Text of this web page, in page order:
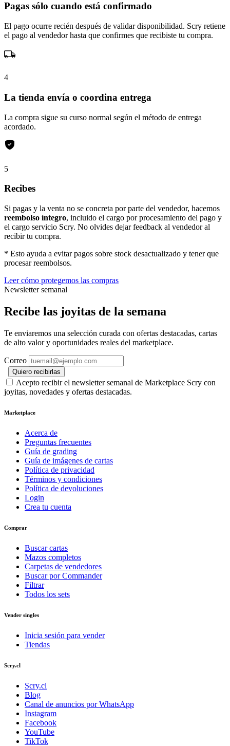
Pagas sólo cuando está confirmado
El pago ocurre recién después de validar disponibilidad. Scry retiene
el pago al vendedor hasta que confirmes que recibiste tu compra.
4
La tienda envía o coordina entrega
La compra sigue su curso normal según el método de entrega
acordado.
5
Recibes
Si pagas y la venta no se concreta por parte del vendedor, hacemos
reembolso íntegro, incluido el cargo por procesamiento del pago y
el cargo servicio Scry. No olvides dejar feedback al vendedor al
recibir tu compra.
* Esto ayuda a evitar pagos sobre stock desactualizado y tener que
procesar reembolsos.
Leer cómo protegemos las compras
Newsletter semanal
Recibe las joyitas de la semana
Te enviaremos una selección curada con ofertas destacadas, cartas
de alto valor y oportunidades reales del marketplace.
Correo
Quiero recibirlas
Acepto recibir el newsletter semanal de Marketplace Scry con
joyitas, novedades y ofertas destacadas.
Marketplace
Acerca de
Preguntas frecuentes
Guía de grading
Guía de imágenes de cartas
Política de privacidad
Términos y condiciones
Política de devoluciones
Login
Crea tu cuenta
Comprar
Buscar cartas
Mazos completos
Carpetas de vendedores
Buscar por Commander
Filtrar
Todos los sets
Vender singles
Inicia sesión para vender
Tiendas
Scry.cl
Scry.cl
Blog
Canal de anuncios por WhatsApp
Instagram
Facebook
YouTube
TikTok